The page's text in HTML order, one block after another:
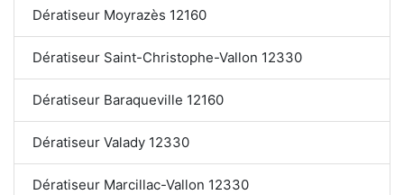
Dératiseur Moyrazès 12160
Dératiseur Saint-Christophe-Vallon 12330
Dératiseur Baraqueville 12160
Dératiseur Valady 12330
Dératiseur Marcillac-Vallon 12330